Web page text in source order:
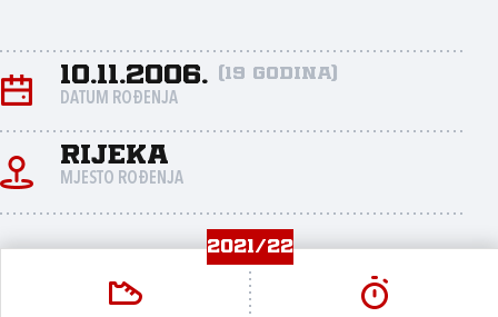
10.11.2006. (19 godina)
DATUM ROĐENJA
Rijeka
MJESTO ROĐENJA
2021/22